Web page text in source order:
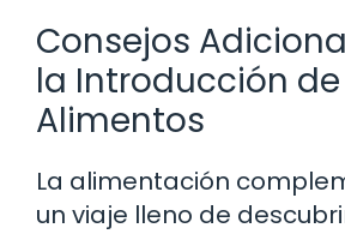
Consejos
la Introducción
Alimentos
La alimentación
un viaje lleno de